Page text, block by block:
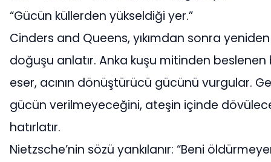
“Gücün küllerden yükseldiği yer.”
Cinders and Queens, yıkımdan sonra yeniden
doğuşu anlatır. Anka kuşu mitinden beslenen
eser, acının dönüştürücü gücünü vurgular.
gücün verilmeyeceğini, ateşin içinde
hatırlatır.
Nietzsche’nin sözü yankılanır: “Beni